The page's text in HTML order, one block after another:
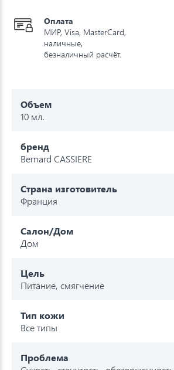
Оплата
МИР, Visa, MasterCard,
наличные,
безналичный расчёт.
Объем
10 мл.
бренд
Bernard CASSIERE
Страна изготовитель
Франция
Салон/Дом
Дом
Цель
Питание, смягчение
Тип кожи
Все типы
Проблема